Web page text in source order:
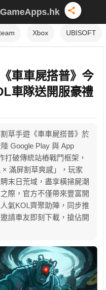
Xbox UBISOFT
車車屍搭普》今
車隊送開服豪禮
草手遊《車車屍搭普》於
Google Play 與 App
打破傳統站樁戰鬥框架，
滿屏割草爽感」，玩家
末日荒域，盡享橫掃屍潮
際，官方不僅帶來豐富開
氣KOL齊聚助陣，同步推
請車友即刻下載，搶佔開